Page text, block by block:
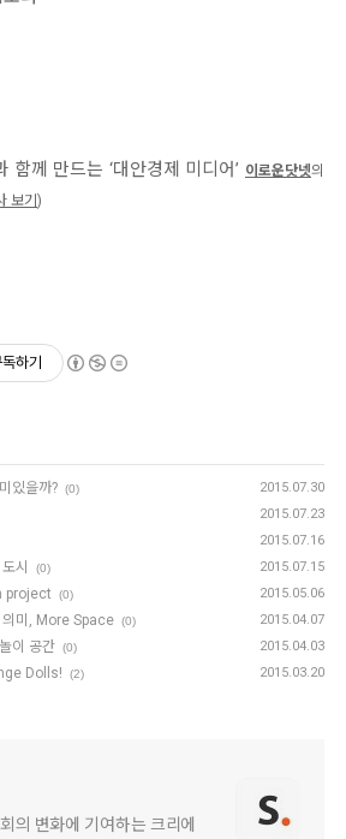
함께 만드는 ‘대안경제 미디어’ 이로운닷넷의
보기 )
하기
있을까? (0) 2015.07.30
2015.07.23
2015.07.16
시 (0) 2015.07.15
project (0) 2015.05.06
의미, More Space (0) 2015.04.07
이 공간 (0) 2015.04.03
Dolls! (2) 2015.03.20
의 변화에 기여하는 크리에